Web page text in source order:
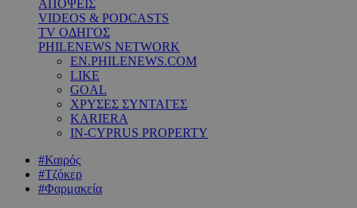
ΑΠΟΨΕΙΣ
VIDEOS & PODCASTS
TV ΟΔΗΓΟΣ
PHILENEWS NETWORK
EN.PHILENEWS.COM
LIKE
GOAL
ΧΡΥΣΕΣ ΣΥΝΤΑΓΕΣ
KARIERA
IN-CYPRUS PROPERTY
#Καιρός
#Τζόκερ
#Φαρμακεία